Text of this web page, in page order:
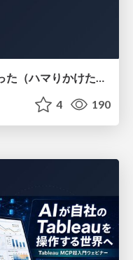
AWS ネットワーク構築でハマった（ハマりかけた） 5選とそこから得た教訓
4 190